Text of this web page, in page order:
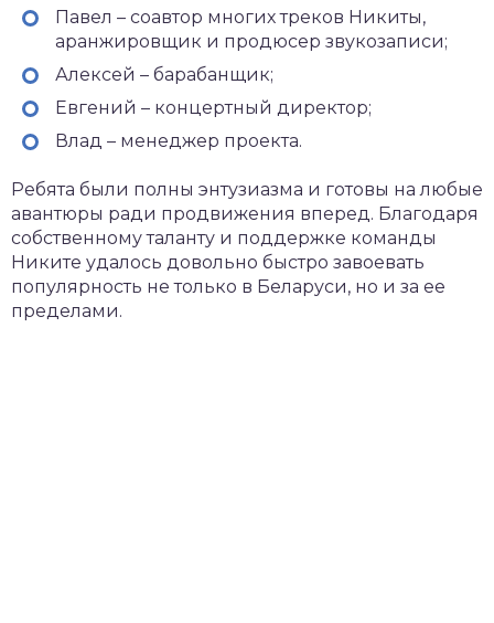
Павел – соавтор многих треков Никиты,
аранжировщик и продюсер звукозаписи;
Алексей – барабанщик;
Евгений – концертный директор;
Влад – менеджер проекта.
Ребята были полны энтузиазма и готовы на любые
авантюры ради продвижения вперед. Благодаря
собственному таланту и поддержке команды
Никите удалось довольно быстро завоевать
популярность не только в Беларуси, но и за ее
пределами.